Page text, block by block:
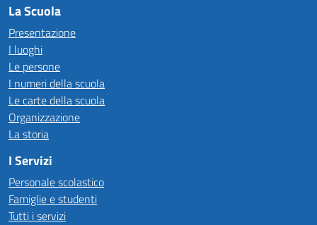
La Scuola
Presentazione
I luoghi
Le persone
I numeri della scuola
Le carte della scuola
Organizzazione
La storia
I Servizi
Personale scolastico
Famiglie e studenti
Tutti i servizi